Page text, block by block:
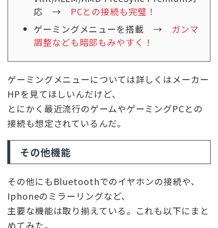
応 → PCとの接続も完璧！
ゲーミングメニューを搭載 → ガンマ
調整なども暗部もみやすく！
ゲーミングメニューについては詳しくはメーカー
HPを見てほしいんだけど、
とにかく最近流行のゲームやゲーミングPCとの
接続も想定されているんだ。
その他機能
その他にもBluetoothでのイヤホンの接続や、
Iphoneのミラーリングなど、
主要な機能は取り揃えている。これも以下にまと
めてみた。